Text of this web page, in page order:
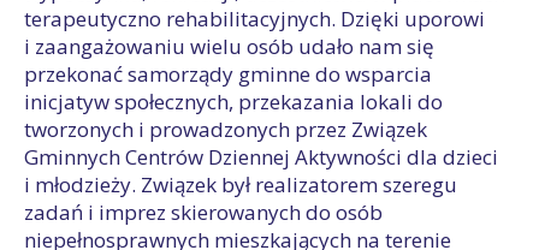
terapeutyczno rehabilitacyjnych. Dzięki uporowi
i zaangażowaniu wielu osób udało nam się
przekonać samorządy gminne do wsparcia
inicjatyw społecznych, przekazania lokali do
tworzonych i prowadzonych przez Związek
Gminnych Centrów Dziennej Aktywności dla dzieci
i młodzieży. Związek był realizatorem szeregu
zadań i imprez skierowanych do osób
niepełnosprawnych mieszkających na terenie